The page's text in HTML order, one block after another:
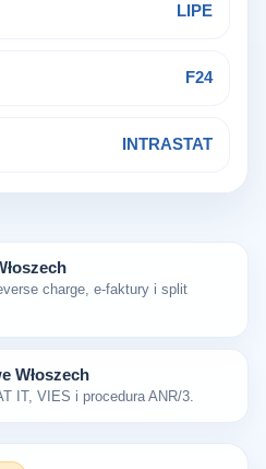
LIPE
F24
INTRASTAT
charge, e-faktury i split
Włoszech
IT, VIES i procedura ANR/3.